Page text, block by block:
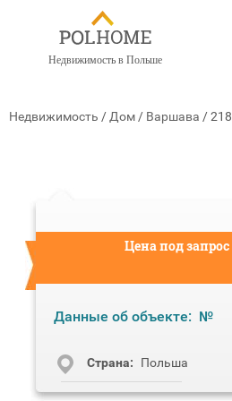
Недвижимость в Польше
Недвижимость / Дом / Варшава /218
Цена под запрос
Данные об объекте: №
Cтрана: Польша